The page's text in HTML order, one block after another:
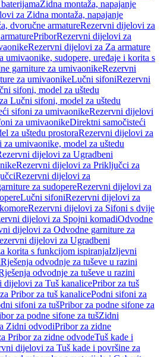
Zidna montaža, napajanje
za Zidna montaža, napajanje
dvoručne armatureRezervni dijelovi za
PriborRezervni dijelovi za
Rezervni dijelovi za Za armature
umivaonike, sudopere, uređaje i korita s
garniture za umivaonikeRezervni
za umivaonikeLučni sifoniRezervni
sifoni, model za uštedu
Lučni sifoni, model za uštedu
sifoni za umivaonikeRezervni dijelovi
za umivaonikeDirektni samočisteći
za uštedu prostoraRezervni dijelovi za
umivaonike, model za uštedu
dijelovi za Ugradbeni
Rezervni dijelovi za Priključci za
Rezervni dijelovi za
za sudopereRezervni dijelovi za
Lučni sifoniRezervni dijelovi za
Rezervni dijelovi za Sifoni s dvije
dijelovi za Spojni komadiOdvodne
dijelovi za Odvodne garniture za
dijelovi za Ugradbeni
korita s funkcijom ispiranjaIzljevni
Rješenja odvodnje za tuševe u razini
odvodnje za tuševe u razini
dijelovi za Tuš kanalicePribor za tuš
Pribor za tuš kanalicePodni sifoni za
sifoni za tušPribor za podne sifone za
za podne sifone za tušZidni
Zidni odvodiPribor za zidne
Pribor za zidne odvodeTuš kade i
dijelovi za Tuš kade i površine za